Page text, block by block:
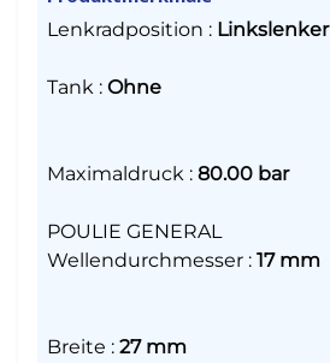
Lenkradposition : Linkslenker
Tank : Ohne
Maximaldruck : 80.00 bar
POULIE GENERAL
Wellendurchmesser : 17 mm
Breite : 27 mm